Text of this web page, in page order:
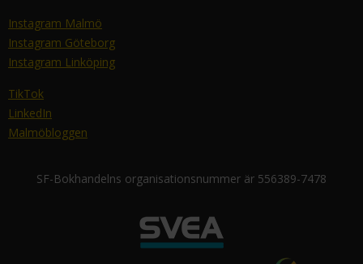
Instagram Malmö
Instagram Göteborg
Instagram Linköping
TikTok
LinkedIn
Malmöbloggen
SF-Bokhandelns organisationsnummer är 556389-7478